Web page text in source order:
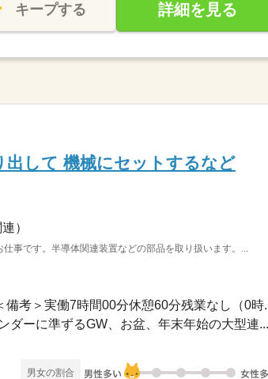
キープする 詳細を見る
出して 機械にセットするなど
）
事です。半導体関連装置などの部品を取り扱います。...
考＞実働7時間00分休憩60分残業なし（0時
ーに準ずるGW、お盆、年末年始の大型連...
男女の割合